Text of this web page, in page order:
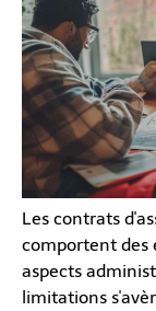
Les contrats
comportent des
aspects
limitations